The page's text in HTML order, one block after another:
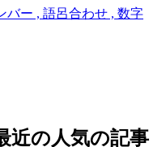
バー , 語呂合わせ , 数字
近の人気の記事